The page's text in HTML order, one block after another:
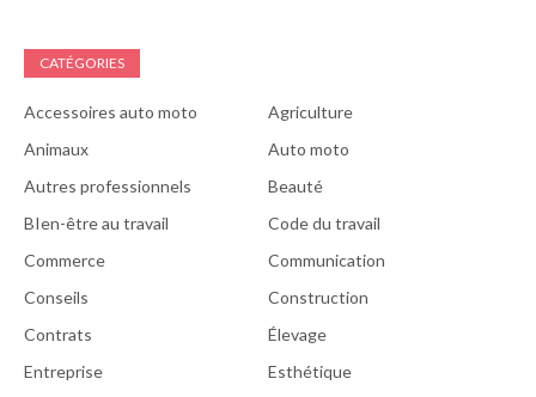
CATÉGORIES
Accessoires auto moto
Agriculture
Animaux
Auto moto
Autres professionnels
Beauté
BIen-être au travail
Code du travail
Commerce
Communication
Conseils
Construction
Contrats
Élevage
Entreprise
Esthétique